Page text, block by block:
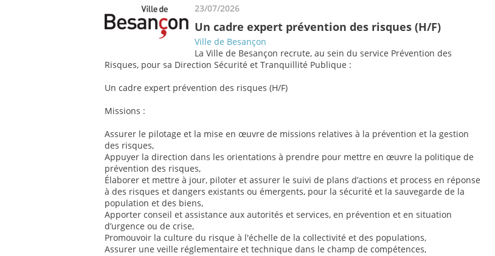
23/07/2026
Un cadre expert prévention des risques (H/F)
Ville de Besançon
La Ville de Besançon recrute, au sein du service Prévention des
Risques, pour sa Direction Sécurité et Tranquillité Publique :
Un cadre expert prévention des risques (H/F)
Missions :
Assurer le pilotage et la mise en œuvre de missions relatives à la prévention et la gestion
des risques,
Appuyer la direction dans les orientations à prendre pour mettre en œuvre la politique de
prévention des risques,
Élaborer et mettre à jour, piloter et assurer le suivi de plans d’actions et process en réponse
à des risques et dangers existants ou émergents, pour la sécurité et la sauvegarde de la
population et des biens,
Apporter conseil et assistance aux autorités et services, en prévention et en situation
d’urgence ou de crise,
Promouvoir la culture du risque à l'échelle de la collectivité et des populations,
Assurer une veille réglementaire et technique dans le champ de compétences,